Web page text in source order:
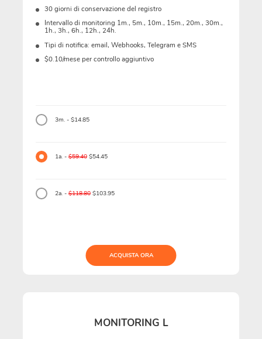
30 giorni di conservazione del registro
Intervallo di monitoring 1m., 5m., 10m., 15m., 20m., 30m.,
1h., 3h., 6h., 12h., 24h.
Tipi di notifica: email, Webhooks, Telegram e SMS
$0.10/mese per controllo aggiuntivo
3m. - $14.85
1a. -$59.40$54.45
2a. -$118.80$103.95
ACQUISTA ORA
MONITORING L